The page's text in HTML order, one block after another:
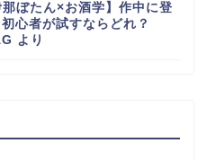
那ぼたん×お酒学】作中に登
心者が試すならどれ？
より